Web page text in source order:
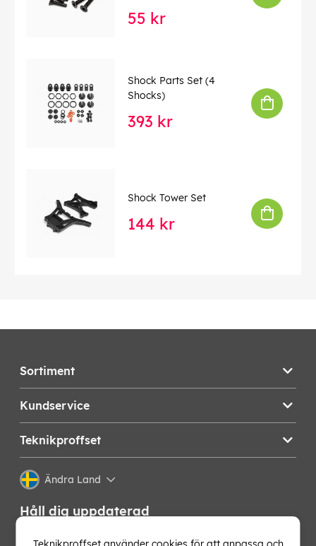
55 kr
Shock Parts Set (4
Shocks)
393 kr
Shock Tower Set
144 kr
Sortiment
Kundservice
Teknikproffset
Ändra Land
Håll dig uppdaterad
Få de senaste nyheterna, hetaste erbjudandena och